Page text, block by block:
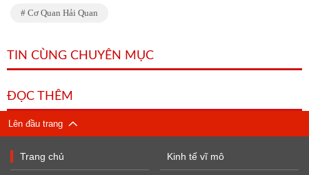
Cơ Quan Hải Quan
TIN CÙNG CHUYÊN MỤC
ĐỌC THÊM
Lên đầu trang
Trang chủ Kinh tế vĩ mô